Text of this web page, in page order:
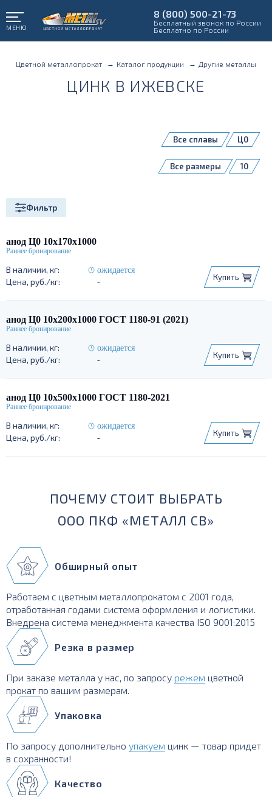
МЕНЮ
8 (800) 500-21-73
Бесплатный звонок по России
Бесплатно по России
Цветной металлопрокат Каталог продукции Другие металлы
ЦИНК В ИЖЕВСКЕ
Ц0
Все сплавы
10
Все размеры
Фильтр
анод Ц0 10х170х1000
ожидается
-
Купить
анод Ц0 10х200х1000 ГОСТ 1180-91 (2021)
ожидается
-
Купить
анод Ц0 10х500х1000 ГОСТ 1180-2021
ожидается
-
Купить
ПОЧЕМУ СТОИТ ВЫБРАТЬ
ООО ПКФ «МЕТАЛЛ СВ»
Обширный опыт
Работаем с цветным металлопрокатом с 2001 года,
отработанная годами система оформления и логистики.
Внедрена система менеджмента качества ISO 9001:2015
Резка в размер
При заказе металла у нас, по запросу режем цветной
прокат по вашим размерам.
Упаковка
По запросу дополнительно упакуем цинк — товар придет
в сохранности!
Качество